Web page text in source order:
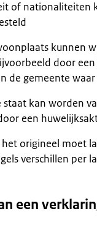
of nationaliteiten
kunnen
door
de gemeente
staat kan worden
een
origineel moet
verschillen per
een